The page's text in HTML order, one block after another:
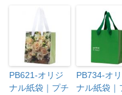
PB621-オリジ
ナル紙袋｜プチ
PB734-オ
ナル紙袋｜